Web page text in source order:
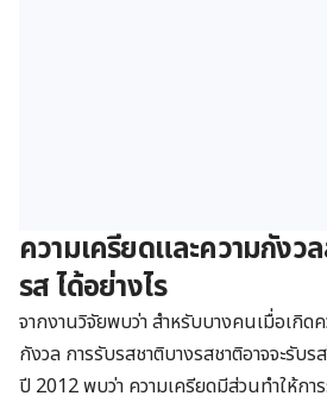
ความเครียดและความกังว
รส ได้อย่างไร
จากงานวิจัยพบว่า สำหรับบางคนเมื่อเกิด
กังวล การรับรสชาติบางรสชาติอาจจะรับ
ปี 2012 พบว่า ความเครียดมีส่วนทำให้กา